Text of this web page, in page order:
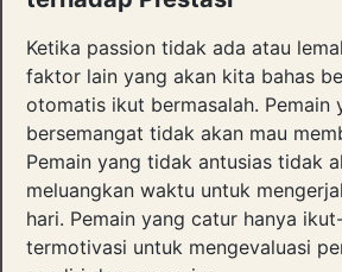
Ketika passion tidak ada atau
faktor lain yang akan kita bahas
otomatis ikut bermasalah. Pemain
bersemangat tidak akan mau
Pemain yang tidak antusias tidak
meluangkan waktu untuk
hari. Pemain yang catur hanya
termotivasi untuk mengevaluasi